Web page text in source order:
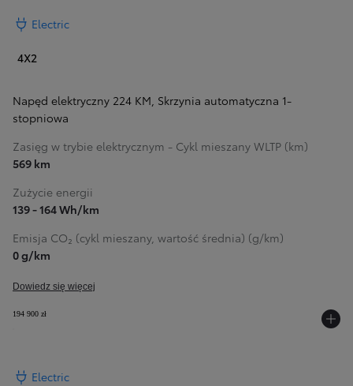
Electric
4X2
Napęd elektryczny 224 KM, Skrzynia automatyczna 1-
stopniowa
Zasięg w trybie elektrycznym - Cykl mieszany WLTP (km)
569 km
Zużycie energii
139 - 164 Wh/km
Emisja CO₂ (cykl mieszany, wartość średnia) (g/km)
0 g/km
Dowiedz się więcej
194 900 zł
Electric